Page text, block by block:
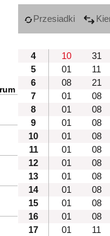
Przesiadki
4
10 31
5
01 11
6
08 21
7
01 08
8
01 08
9
01 08
10
01 08
11
01 08
12
01 08
13
01 08
14
01 08
15
01 08
16
01 08
17
01 11